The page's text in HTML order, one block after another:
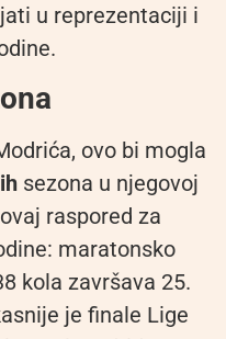
u reprezentaciji i
ovo bi mogla
sezona u njegovoj
raspored za
maratonsko
kola završava 25.
je finale Lige